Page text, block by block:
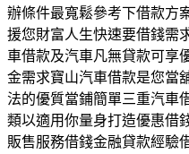
辦條件最寬鬆參考下借款方
援您財富人生快速要借錢需
車借款及汽車凡無貸款可享
金需求寶山汽車借款是您當
法的優質當鋪簡單三重汽車
類以適用你量身打造優惠借
販售服務借錢金融貸款經驗